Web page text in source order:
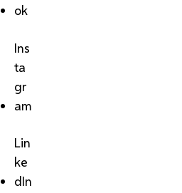
ok
Ins
ta
gr
am
Lin
ke
dIn